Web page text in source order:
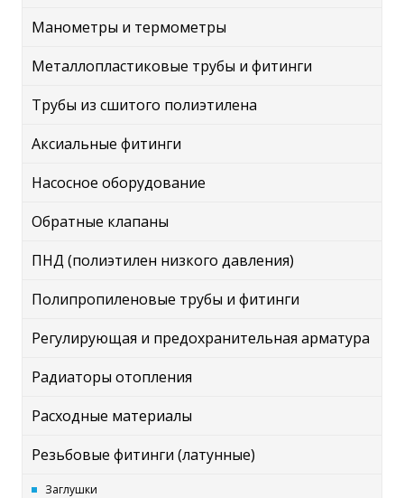
Манометры и термометры
Металлопластиковые трубы и фитинги
Трубы из сшитого полиэтилена
Аксиальные фитинги
Насосное оборудование
Обратные клапаны
ПНД (полиэтилен низкого давления)
Полипропиленовые трубы и фитинги
Регулирующая и предохранительная арматура
Радиаторы отопления
Расходные материалы
Резьбовые фитинги (латунные)
Заглушки